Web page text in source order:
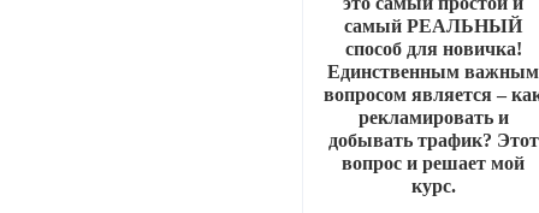
самый РЕАЛЬНЫЙ
способ для новичка!
Единственным важным
вопросом является –
рекламировать и
добывать трафик? Этот
вопрос и решает мой
курс.